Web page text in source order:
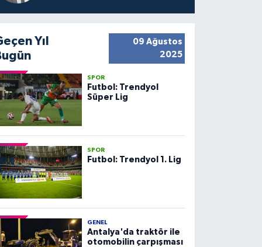
Yıl
09 Ağustos
2025
SPOR
Futbol: Trendyol
Süper Lig
SPOR
Futbol: Trendyol 1. Lig
GENEL
Antalya'da traktör ile
otomobilin çarpışması